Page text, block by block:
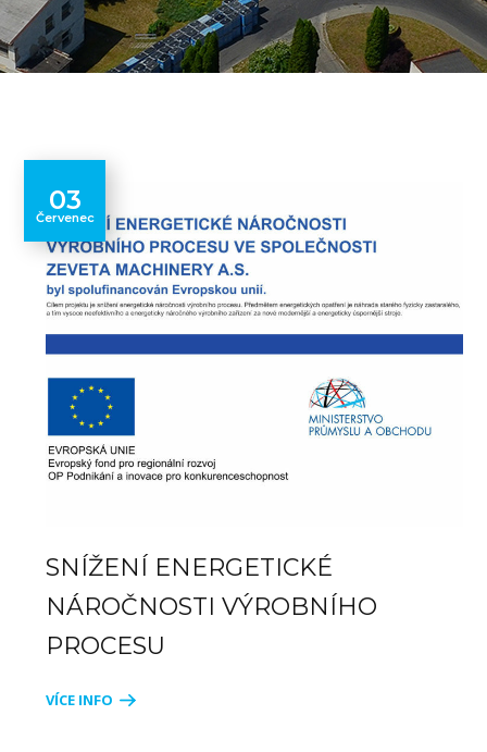
03
Červenec
SNÍŽENÍ ENERGETICKÉ
NÁROČNOSTI VÝROBNÍHO
PROCESU
VÍCE INFO